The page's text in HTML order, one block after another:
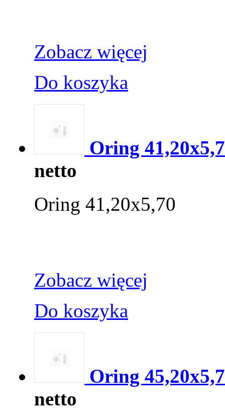
Zobacz więcej
Do koszyka
Oring
netto
Oring 41,20x5,70
Zobacz więcej
Do koszyka
Oring
netto